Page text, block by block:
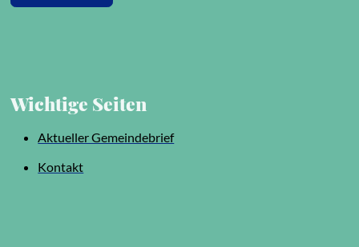
Wichtige Seiten
Aktueller Gemeindebrief
Kontakt